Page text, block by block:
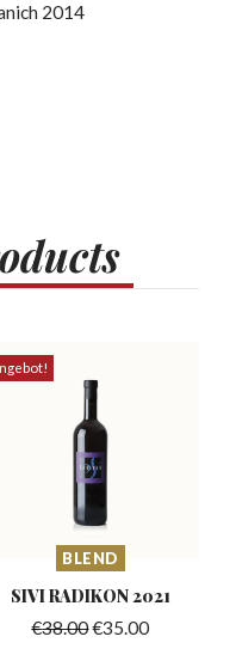
2014
BLEND
SIVI RADIKON 2021
€38.00€35.00